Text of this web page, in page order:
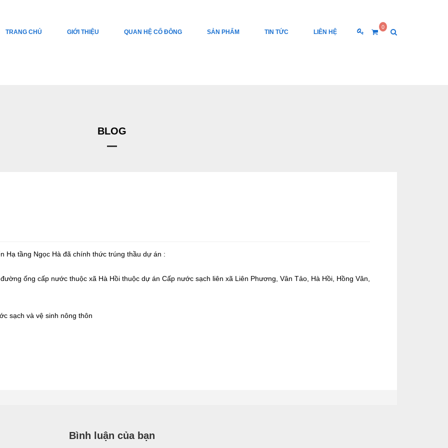
0
TRANG CHỦ GIỚI THIỆU QUAN HỆ CỔ ĐÔNG SẢN PHẨM TIN TỨC LIÊN HỆ
BLOG
Hạ tầng Ngọc Hà đã chính thức trúng thầu dự án :
ống cấp nước thuộc xã Hà Hồi thuộc dự án Cấp nước sạch liên xã Liên Phương, Vân Tảo, Hà Hồi, Hồng Vân,
sạch và vệ sinh nông thôn
Bình luận của bạn